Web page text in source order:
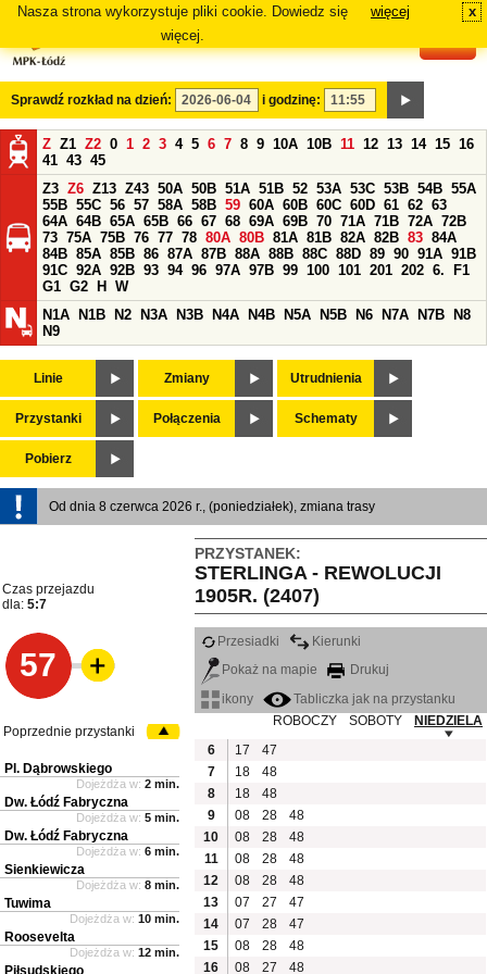
Nasza strona wykorzystuje pliki cookie. Dowiedz się
więcej.
więcej x
Sprawdź rozkład na dzień: i godzinę:
Z Z1 Z2 0 1 2 3 4 5 6 7 8 9 10A 10B 11 12 13 14 15 16
41 43 45
Z3 Z6 Z13 Z43 50A 50B 51A 51B 52 53A 53C 53B 54B 55A
55B 55C 56 57 58A 58B 59 60A 60B 60C 60D 61 62 63
64A 64B 65A 65B 66 67 68 69A 69B 70 71A 71B 72A 72B
73 75A 75B 76 77 78 80A 80B 81A 81B 82A 82B 83 84A
84B 85A 85B 86 87A 87B 88A 88B 88C 88D 89 90 91A 91B
91C 92A 92B 93 94 96 97A 97B 99 100 101 201 202 6.
F1
G1 G2 H
W
N1A
N1B N2 N3A N3B N4A N4B N5A N5B N6 N7A N7B
N8
N9
Linie Zmiany Utrudnienia
Przystanki Połączenia Schematy
Pobierz
Od dnia 8 czerwca 2026 r., (poniedziałek), zmiana trasy
PRZYSTANEK:
STERLINGA - REWOLUCJI
1905R. (2407)
Czas przejazdu
dla: 5:7
57
Przesiadki
Kierunki
Pokaż na mapie
Drukuj
ikony
Tabliczka jak na przystanku
ROBOCZY
SOBOTY
NIEDZIELA
6
17
47
7
18
48
8
18
48
9
08 28
48
10
08 28
48
11
08 28
48
12
08 28
48
13
07 27
47
14
07 28
47
15
08 28
48
16
08 27 48
Poprzednie przystanki
Pl. Dąbrowskiego
Dojeżdża w: 2 min.
Dw. Łódź Fabryczna
Dojeżdża w: 5 min.
Dw. Łódź Fabryczna
Dojeżdża w: 6 min.
Sienkiewicza
Dojeżdża w: 8 min.
Tuwima
Dojeżdża w: 10 min.
Roosevelta
Dojeżdża w: 12 min.
Piłsudskiego